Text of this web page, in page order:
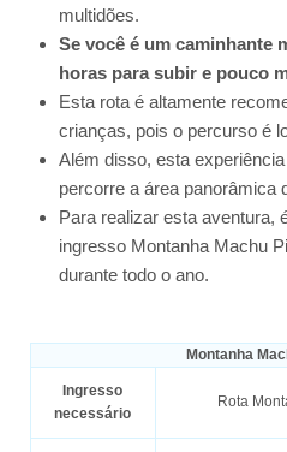
multidões.
Se você é um caminhante
horas para subir e pouco
Esta rota é altamente
crianças, pois o percurso é
Além disso, esta
percorre a área panorâmica
Para realizar esta aventura,
ingresso Montanha Machu
durante todo o ano.
Montanha
Ingresso
necessário
Rota